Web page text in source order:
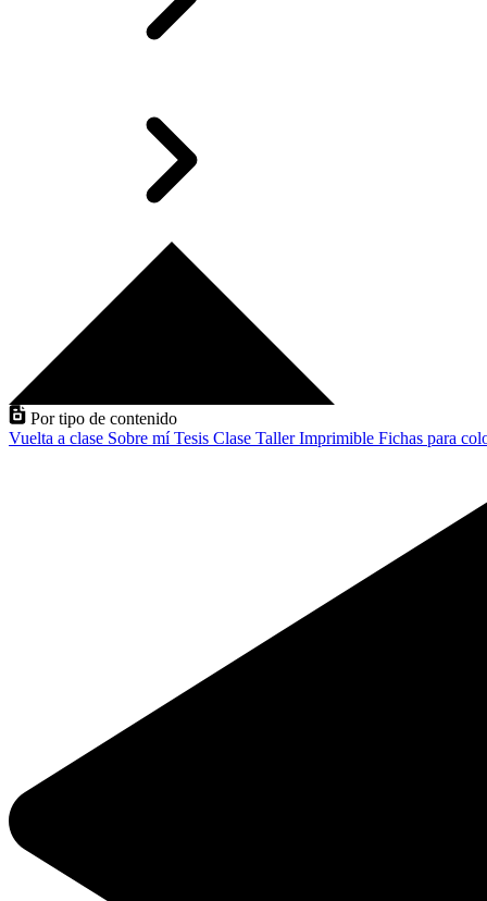
Por tipo de contenido
Vuelta a clase Sobre míTesis Clase TallerImprimible Fichas para